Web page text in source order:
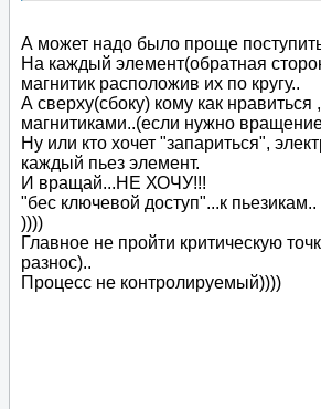
А может надо было проще
На каждый элемент(обратная
магнитик расположив их по кругу..
А сверху(сбоку) кому как нравиться
магнитиками..(если нужно
Ну или кто хочет "запариться",
каждый пьез элемент.
И вращай...НЕ ХОЧУ!!!
"бес ключевой доступ"...к пьезикам..
))))
Главное не пройти критическую
разнос)..
Процесс не контролируемый))))